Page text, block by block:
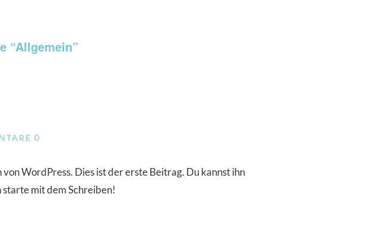
“Allgemein”
0
WordPress. Dies ist der erste Beitrag. Du kannst ihn
mit dem Schreiben!